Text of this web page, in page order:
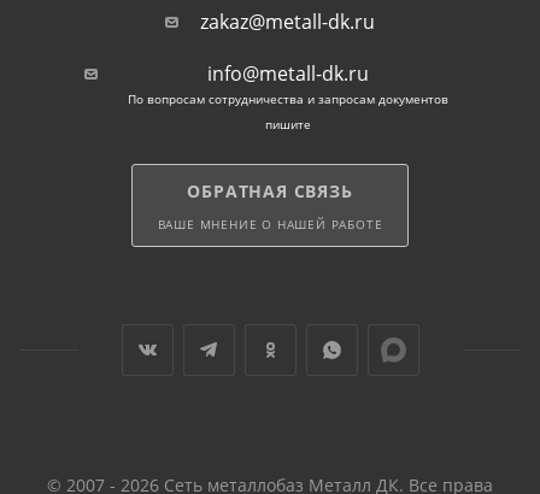
zakaz@metall-dk.ru
info@metall-dk.ru
По вопросам сотрудничества и запросам документов
пишите
ОБРАТНАЯ СВЯЗЬ
ВАШЕ МНЕНИЕ О НАШЕЙ РАБОТЕ
© 2007 - 2026 Сеть металлобаз Металл ДК. Все права